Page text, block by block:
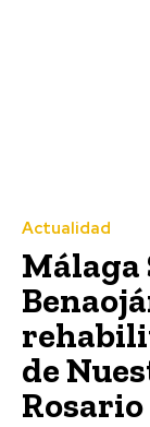
Actualidad
Málaga
de
Rosario